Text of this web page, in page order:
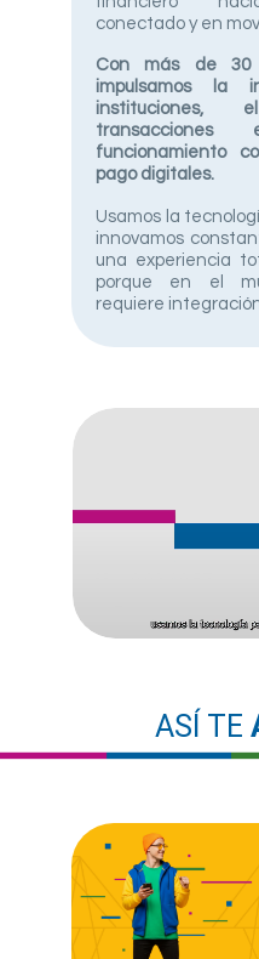
conectado y en
Con más de 30
impulsamos la
instituciones,
funcionamiento
pago digitales.
Usamos la
innovamos
una experiencia
porque en el
requiere
ASÍ TE